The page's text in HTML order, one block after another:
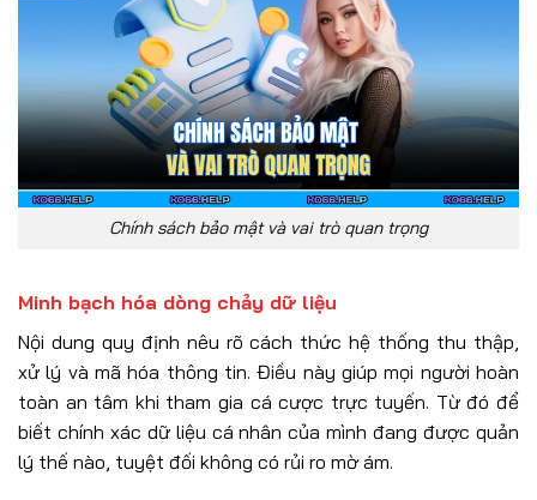
Chính sách bảo mật và vai trò quan trọng
Minh bạch hóa dòng chảy dữ liệu
Nội dung quy định nêu rõ cách thức hệ thống thu thập,
xử lý và mã hóa thông tin. Điều này giúp mọi người hoàn
toàn an tâm khi tham gia cá cược trực tuyến. Từ đó để
biết chính xác dữ liệu cá nhân của mình đang được quản
lý thế nào, tuyệt đối không có rủi ro mờ ám.